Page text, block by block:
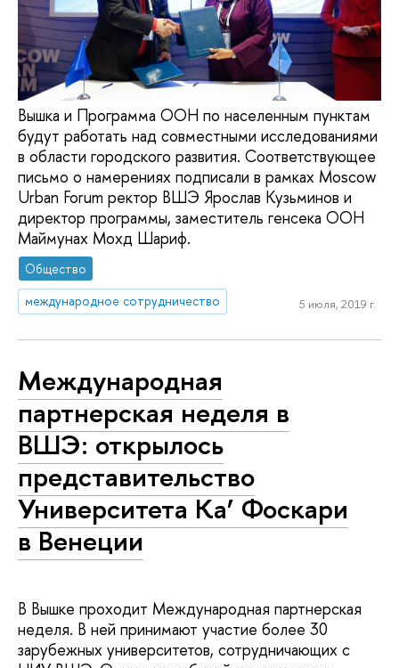
Вышка и Программа ООН по населенным пунктам
будут работать над совместными исследованиями
в области городского развития. Соответствующее
письмо о намерениях подписали в рамках Moscow
Urban Forum ректор ВШЭ Ярослав Кузьминов и
директор программы, заместитель генсека ООН
Маймунах Мохд Шариф.
Общество
международное сотрудничество
5 июля, 2019 г.
Международная
партнерская неделя в
ВШЭ: открылось
представительство
Университета Ка’ Фоскари
в Венеции
В Вышке проходит Международная партнерская
неделя. В ней принимают участие более 30
зарубежных университетов, сотрудничающих с